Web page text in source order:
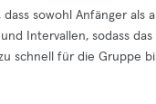
dass sowohl Anfänger
Intervallen, sodass
schnell für die Gruppe